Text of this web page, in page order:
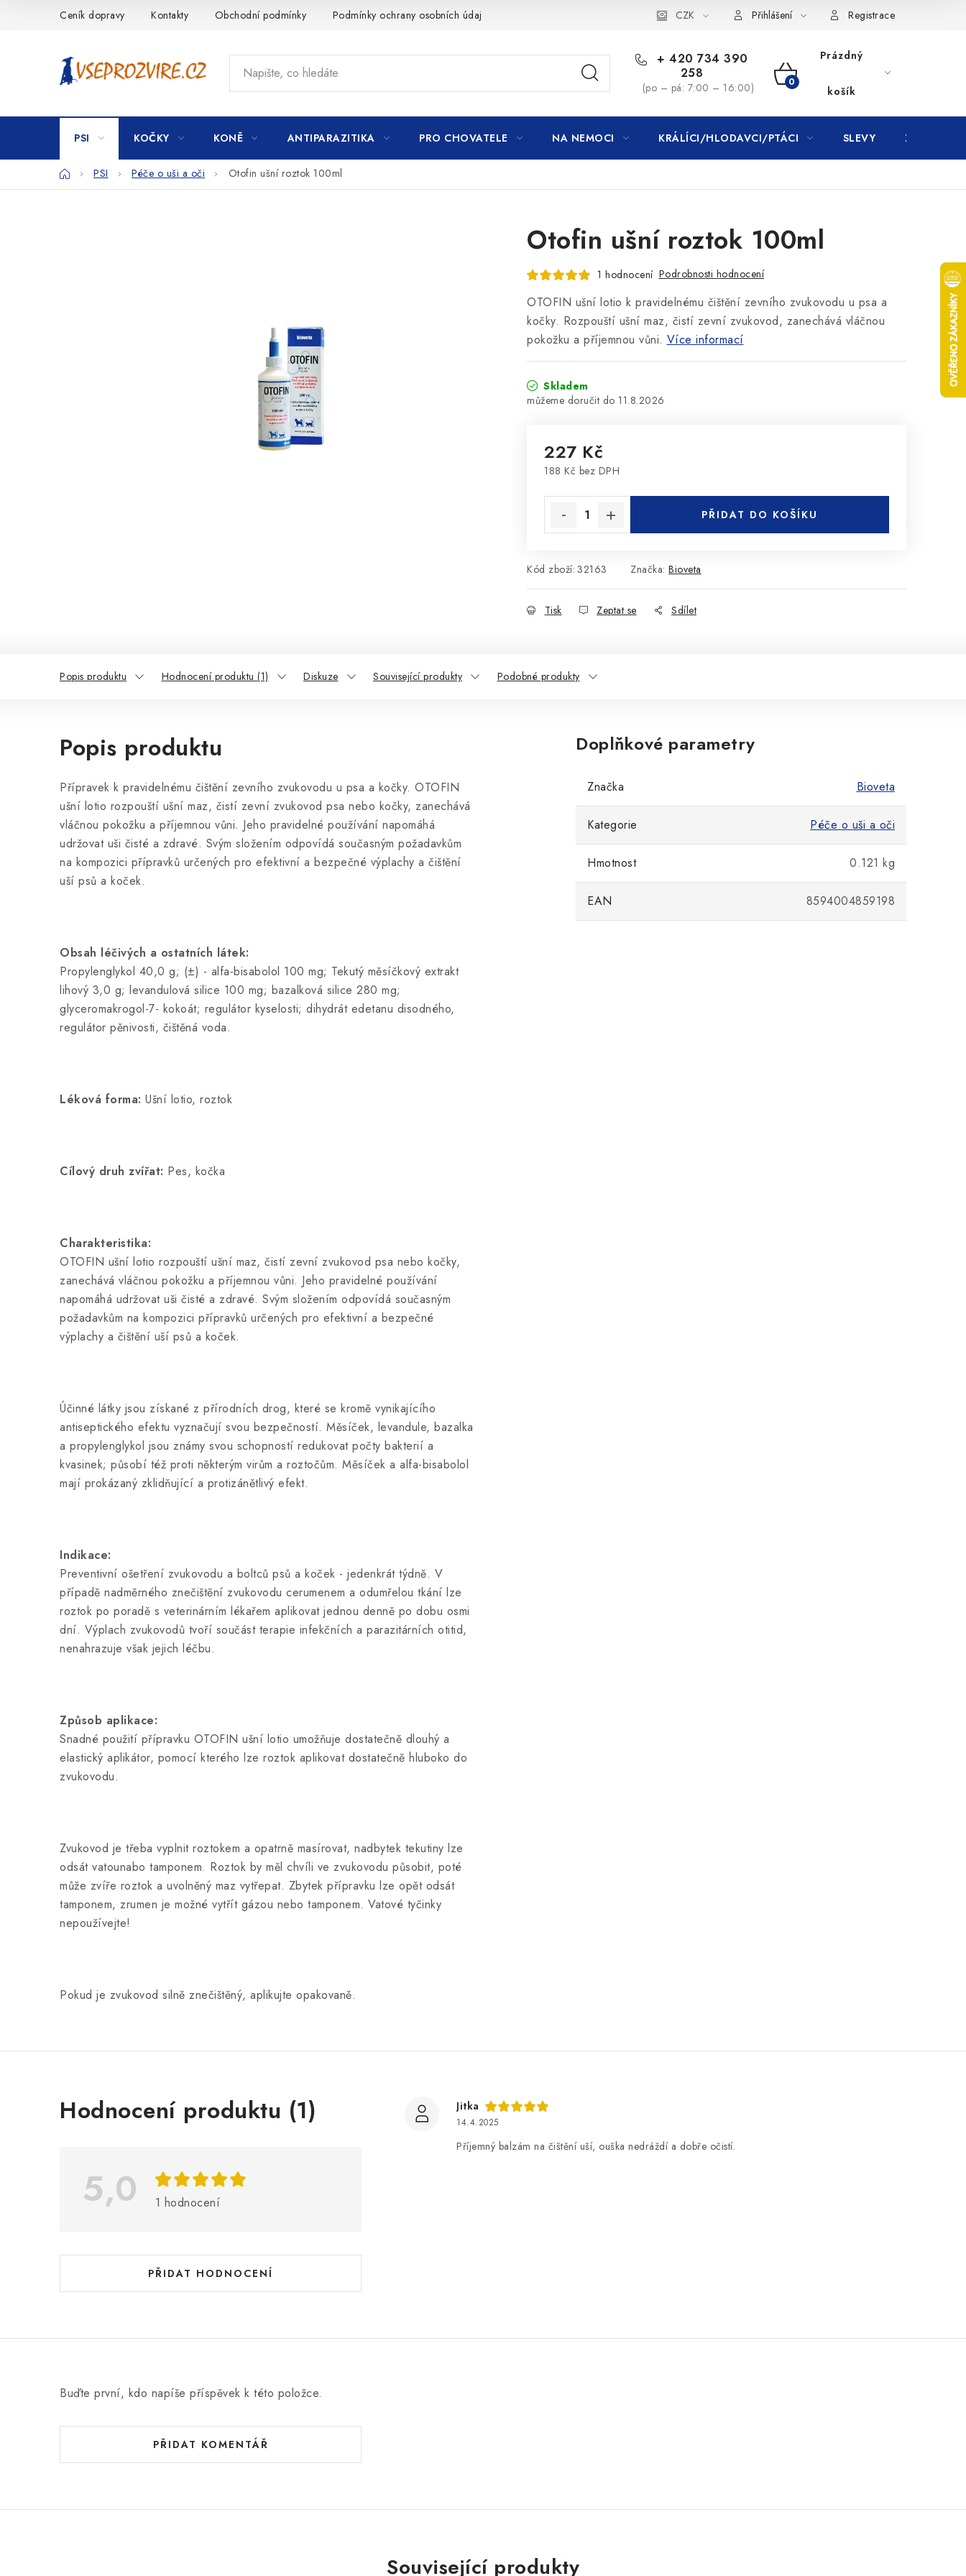
Ceník dopravy Kontakty Obchodní podmínky Podmínky ochrany osobních údajů CZK Přihlášení Registrace
+ 420 734 390
258
(po – pá: 7:00 – 16:00)
NÁKUPNÍ
KOŠÍK
Prázdný
košík
PSI KOČKY KONĚ ANTIPARAZITIKA PRO CHOVATELE NA NEMOCI KRÁLÍCI/HLODAVCI/PTÁCI SLEVY ZNAČKY
DomůPSI Péče o uši a oči Otofin ušní roztok 100ml
Otofin ušní roztok 100ml
1 hodnocení Podrobnosti hodnocení
OTOFIN ušní lotio k pravidelnému čištění zevního zvukovodu u psa a
kočky. Rozpouští ušní maz, čistí zevní zvukovod, zanechává vláčnou
pokožku a příjemnou vůni. Více informací
Skladem
11.8.2026
227 Kč
188 Kč bez DPH
PŘIDAT DO KOŠÍKU
Kód zboží: 32163 Značka: Bioveta
Tisk Zeptat se Sdílet
Popis produktu Hodnocení produktu (1) Diskuze Související produkty Podobné produkty
Popis produktu
Přípravek k pravidelnému čištění zevního zvukovodu u psa a kočky. OTOFIN
ušní lotio rozpouští ušní maz, čistí zevní zvukovod psa nebo kočky, zanechává
vláčnou pokožku a příjemnou vůni. Jeho pravidelné používání napomáhá
udržovat uši čisté a zdravé. Svým složením odpovídá současným požadavkům
na kompozici přípravků určených pro efektivní a bezpečné výplachy a čištění
uší psů a koček.
Obsah léčivých a ostatních látek:
Propylenglykol 40,0 g; (±) - alfa-bisabolol 100 mg; Tekutý měsíčkový extrakt
lihový 3,0 g; levandulová silice 100 mg; bazalková silice 280 mg;
glyceromakrogol-7- kokoát; regulátor kyselosti; dihydrát edetanu disodného,
regulátor pěnivosti, čištěná voda.
Léková forma: Ušní lotio, roztok
Cílový druh zvířat: Pes, kočka
Charakteristika:
OTOFIN ušní lotio rozpouští ušní maz, čistí zevní zvukovod psa nebo kočky,
zanechává vláčnou pokožku a příjemnou vůni. Jeho pravidelné používání
napomáhá udržovat uši čisté a zdravé. Svým složením odpovídá současným
požadavkům na kompozici přípravků určených pro efektivní a bezpečné
výplachy a čištění uší psů a koček.
Účinné látky jsou získané z přírodních drog, které se kromě vynikajícího
antiseptického efektu vyznačují svou bezpečností. Měsíček, levandule, bazalka
a propylenglykol jsou známy svou schopností redukovat počty bakterií a
kvasinek; působí též proti některým virům a roztočům. Měsíček a alfa-bisabolol
mají prokázaný zklidňující a protizánětlivý efekt.
Indikace:
Preventivní ošetření zvukovodu a boltců psů a koček - jedenkrát týdně. V
případě nadměrného znečištění zvukovodu cerumenem a odumřelou tkání lze
roztok po poradě s veterinárním lékařem aplikovat jednou denně po dobu osmi
dní. Výplach zvukovodů tvoří součást terapie infekčních a parazitárních otitid,
nenahrazuje však jejich léčbu.
Způsob aplikace:
Snadné použití přípravku OTOFIN ušní lotio umožňuje dostatečně dlouhý a
elastický aplikátor, pomocí kterého lze roztok aplikovat dostatečně hluboko do
zvukovodu.
Zvukovod je třeba vyplnit roztokem a opatrně masírovat, nadbytek tekutiny lze
odsát vatounabo tamponem. Roztok by měl chvíli ve zvukovodu působit, poté
může zvíře roztok a uvolněný maz vytřepat. Zbytek přípravku lze opět odsát
tamponem, zrumen je možné vytřít gázou nebo tamponem. Vatové tyčinky
nepoužívejte!
Pokud je zvukovod silně znečištěný, aplikujte opakovaně.
Doplňkové parametry
Značka Bioveta
Kategorie Péče o uši a oči
Hmotnost 0.121 kg
EAN 8594004859198
Hodnocení produktu (1)
5,0 1 hodnocení
PŘIDAT HODNOCENÍ
V
o
n
c
n
Jitka
14.4.2025
Příjemný balzám na čištění uší, ouška nedráždí a dobře očistí.
Buďte první, kdo napíše příspěvek k této položce.
PŘIDAT KOMENTÁŘ
Související produkty